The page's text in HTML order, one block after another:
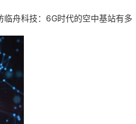
舟科技：6G时代的空中基站有多